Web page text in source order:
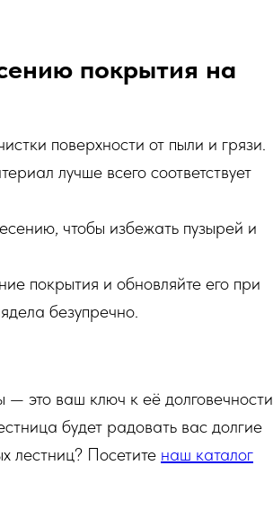
покрытия на
поверхности от пыли и грязи.
лучше всего соответствует
чтобы избежать пузырей и
покрытия и обновляйте его при
безупречно.
это ваш ключ к её долговечности
будет радовать вас долгие
лестниц? Посетите наш каталог